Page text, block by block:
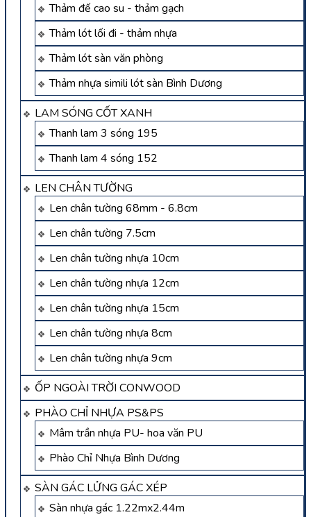
Thảm đế cao su - thảm gạch
Thảm lót lối đi - thảm nhựa
Thảm lót sàn văn phòng
Thảm nhựa simili lót sàn Bình Dương
LAM SÓNG CỐT XANH
Thanh lam 3 sóng 195
Thanh lam 4 sóng 152
LEN CHÂN TƯỜNG
Len chân tường 68mm - 6.8cm
Len chân tường 7.5cm
Len chân tường nhựa 10cm
Len chân tường nhựa 12cm
Len chân tường nhựa 15cm
Len chân tường nhựa 8cm
Len chân tường nhựa 9cm
ỐP NGOÀI TRỜI CONWOOD
PHÀO CHỈ NHỰA PS&PS
Mâm trần nhựa PU- hoa văn PU
Phào Chỉ Nhựa Bình Dương
SÀN GÁC LỬNG GÁC XÉP
Sàn nhựa gác 1.22mx2.44m